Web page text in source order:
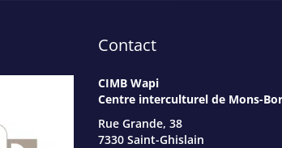
Contact
CIMB Wapi
Centre interculturel de Mons-
Rue Grande, 38
7330 Saint-Ghislain